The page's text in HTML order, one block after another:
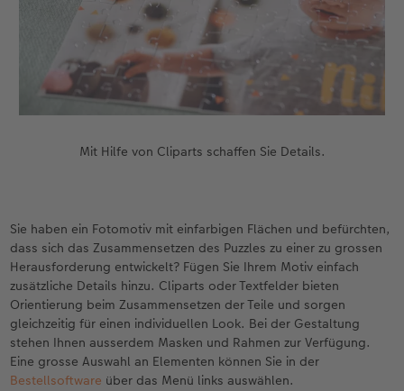
Mit Hilfe von Cliparts schaffen Sie Details.
Sie haben ein Fotomotiv mit einfarbigen Flächen und befürchten,
dass sich das Zusammensetzen des Puzzles zu einer zu grossen
Herausforderung entwickelt? Fügen Sie Ihrem Motiv einfach
zusätzliche Details hinzu. Cliparts oder Textfelder bieten
Orientierung beim Zusammensetzen der Teile und sorgen
gleichzeitig für einen individuellen Look. Bei der Gestaltung
stehen Ihnen ausserdem Masken und Rahmen zur Verfügung.
Eine grosse Auswahl an Elementen können Sie in der
Bestellsoftware über das Menü links auswählen.